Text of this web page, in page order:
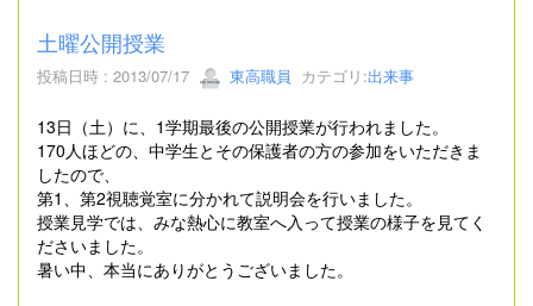
土曜公開授業
投稿日時 : 2013/07/17 東高職員 カテゴリ:出来事
13日（土）に、1学期最後の公開授業が行われました。
170人ほどの、中学生とその保護者の方の参加をいただきま
したので、
第1、第2視聴覚室に分かれて説明会を行いました。
授業見学では、みな熱心に教室へ入って授業の様子を見てく
ださいました。
暑い中、本当にありがとうございました。